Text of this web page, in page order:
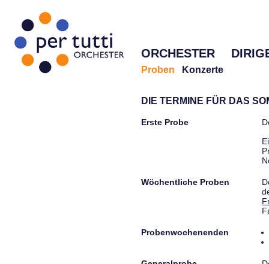
ORCHESTER
Proben Konzerte
DIE TERMINE FÜR DAS
Erste Probe
Wöchentliche Proben
Probenwochenenden